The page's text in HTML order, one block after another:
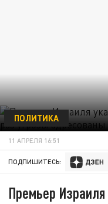
ПОЛИТИКА
11 АПРЕЛЯ 16:51
ПОДПИШИТЕСЬ:
Премьер